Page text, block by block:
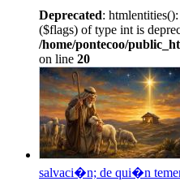
Deprecated:
($flags) of type int is
/home/pontecoo/
on line 20
salvaci�n; de qui�n